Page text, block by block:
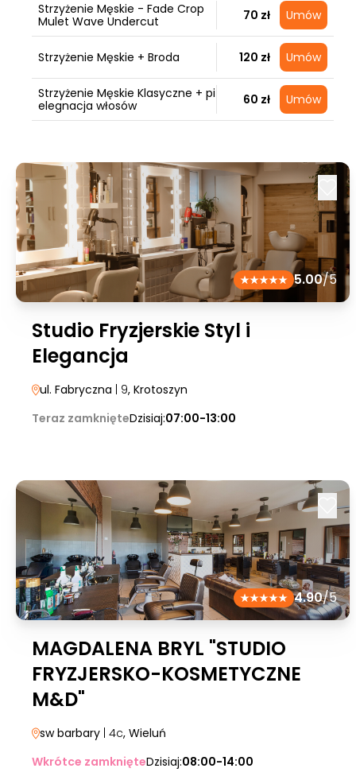
Strzyżenie Męskie - Fade Crop
Mulet Wave Undercut
70 zł Umów
Strzyżenie Męskie + Broda 120 zł Umów
Strzyżenie Męskie Klasyczne + pi
elegnacja włosów
60 zł Umów
5.00/5
Studio Fryzjerskie Styl i
Elegancja
ul. Fabryczna | 9, Krotoszyn
Teraz zamknięteDzisiaj:07:00-13:00
4.90/5
MAGDALENA BRYL "STUDIO
FRYZJERSKO-KOSMETYCZNE
M&D"
sw barbary | 4c, Wieluń
Wkrótce zamknięteDzisiaj:08:00-14:00